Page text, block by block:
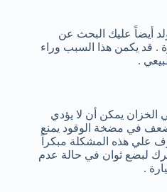
أيضاً عليك البحث عن
. قد يكمن هذا السبب وراء
.
الخزان يمكن أن لا يؤدي
في مضخة الوقود يمنع
علي هذه المشكلة مبكراً
لبضع ثوان في حالة عدم
.